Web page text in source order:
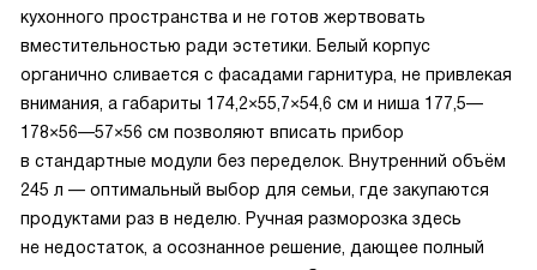
кухонного пространства и не готов жертвовать
вместительностью ради эстетики. Белый корпус
органично сливается с фасадами гарнитура, не привлекая
внимания, а габариты 174,2×55,7×54,6 см и ниша 177,5—
178×56—57×56 см позволяют вписать прибор
в стандартные модули без переделок. Внутренний объём
245 л — оптимальный выбор для семьи, где закупаются
продуктами раз в неделю. Ручная разморозка здесь
не недостаток, а осознанное решение, дающее полный